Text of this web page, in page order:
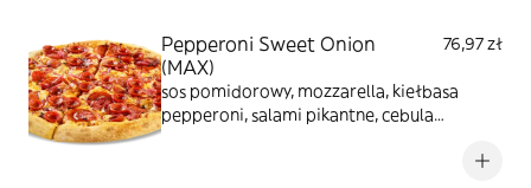
Pepperoni Sweet Onion
(MAX)
76,97 zł
sos pomidorowy, mozzarella, kiełbasa
pepperoni, salami pikantne, cebula